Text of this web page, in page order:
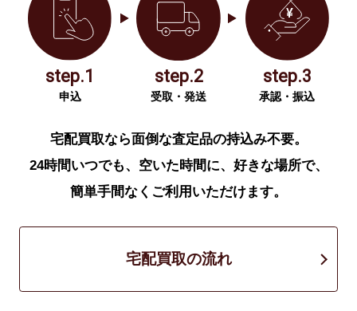
step.1
申込
step.2
受取・発送
step.3
承認・振込
宅配買取なら面倒な査定品の持込み不要。
24時間いつでも、空いた時間に、好きな場所で、
簡単手間なくご利用いただけます。
宅配買取の流れ